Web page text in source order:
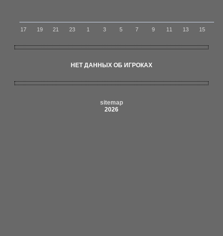
17 19 21 23 1 3 5 7 9 11 13 15
НЕТ ДАННЫХ ОБ ИГРОКАХ
sitemap
2026